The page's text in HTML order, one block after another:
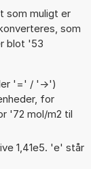
som muligt er
som
blot '53
'=' / '->')
for
'72 mol/m2 til
1,41e5. 'e' står